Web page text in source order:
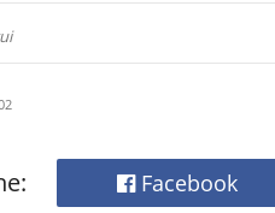
Facebook